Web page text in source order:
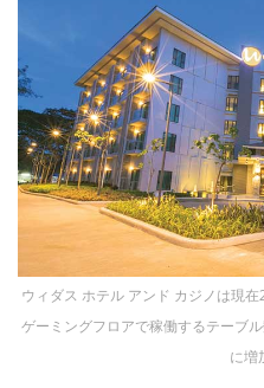
ウィダス ホテル アンド カジノは現
ゲーミングフロアで稼働するテーブ
に増